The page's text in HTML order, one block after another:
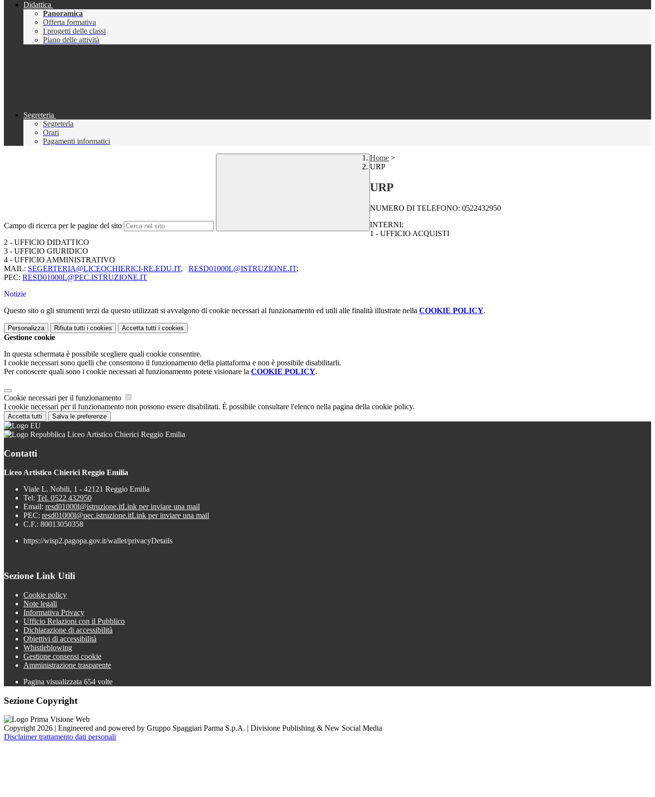
Didattica
Panoramica
Offerta formativa
I progetti delle classi
Piano delle attività
Segreteria
Segreteria
Orari
Pagamenti informatici
Campo di ricerca per le pagine del sito
Home >
URP
URP
NUMERO DI TELEFONO: 0522432950
INTERNI:
1 - UFFICIO ACQUISTI
2 - UFFICIO DIDATTICO
3 - UFFICIO GIURIDICO
4 - UFFICIO AMMINISTRATIVO
MAIL: SEGERTERIA@LICEOCHIERICI-RE.EDU.IT, RESD01000L@ISTRUZIONE.IT;
PEC: RESD01000L@PEC.ISTRUZIONE.IT
Notizie
Questo sito o gli strumenti terzi da questo utilizzati si avvalgono di cookie necessari al funzionamento ed utili alle finalità illustrate nella COOKIE POLICY.
Personalizza Rifiuta tutti i cookies Accetta tutti i cookies
Gestione cookie
In questa schermata è possibile scegliere quali cookie consentire.
I cookie necessari sono quelli che consentono il funzionamento della piattaforma e non è possibile disabilitarli.
Per conoscere quali sono i cookie necessari al funzionamento potete visionare la COOKIE POLICY.
Cookie necessari per il funzionamento
I cookie necessari per il funzionamento non possono essere disabilitati. È possibile consultare l'elenco nella pagina della cookie policy.
Accetta tutti Salva le preferenze
Liceo Artistico Chierici Reggio Emilia
Contatti
Liceo Artistico Chierici Reggio Emilia
Viale L. Nobili, 1 - 42121 Reggio Emilia
Tel: Tel. 0522 432950
Email: resd01000l@istruzione.itLink per inviare una mail
PEC: resd01000l@pec.istruzione.itLink per inviare una mail
C.F.: 80013050358
https://wisp2.pagopa.gov.it/wallet/privacyDetails
Sezione Link Utili
Cookie policy
Note legali
Informativa Privacy
Ufficio Relazioni con il Pubblico
Dichiarazione di accessibilità
Obiettivi di accessibilità
Whistleblowing
Gestione consensi cookie
Amministrazione trasparente
Pagina visualizzata 654 volte
Sezione Copyright
Copyright 2026 | Engineered and powered by Gruppo Spaggiari Parma S.p.A. | Divisione Publishing & New Social Media
Disclaimer trattamento dati personali